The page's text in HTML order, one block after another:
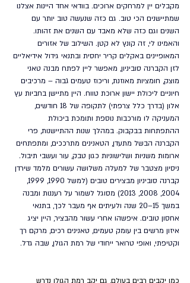
מקבלים יין למרחקים ארוכים. בוודאי אחד היינות אצלנו
שמתיישנים הכי טוב. גם כזה שנעשה טוב יותר עם
השנים וגם כזה שלא מאבד עם השנים את זהותו.
והאמינו לי, זה קונץ לא קטן. השילוב של אזורים
המאופיינים באקלים קריר יחסית ובתנאי גידול אידיאליים
לזן הקברנה סוביניון, מאפשר ליין לפתח מבנה טאני
מוצק, חומציות מאוזנת, וריכוז טעמים גבוה – מרכיבים
חיוניים ליכולת יישון ארוכת טווח. היין מתיישן בחביות עץ
אלון (בדרך כלל צרפתי) לתקופה של 18 חודשים,
המעניקה לו מורכבות נוספת ותומכת ביכולת
ההתפתחות בבקבוק. במהלך שנות ההתיישנות, פרי
הקברנה הבשל מתעדן, הטאנינים מתרככים, ומתפתחים
ארומות משניות ושלישוניות כגון טבק, עור ועשבי תיבול.
ניסיון מצטבר של למעלה משלושה עשורים מלמד שירדן
קברנה סוביניון מבצירים טובים (למשל 1990, 1999,
2004, 2008, 2013) מסוגל לשמור על רעננות ומבנה
במשך 15–20 שנה ולעיתים אף מעבר לכך, בתנאי
אחסון טובים. איפשהו אחרי עשור מהבציר, היין יציג
איזון מרשים בין עומק טעמים, טאנינים רכים, מרקם רך
וקטיפתי, ואופי טרואר ייחודי של רמת הגולן, שבה גדל.
כמו יקבים רבים בעולם, גם יקב רמת הגולן נדרש